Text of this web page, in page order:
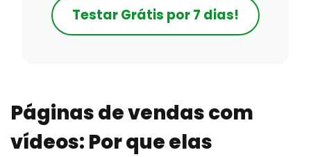
Testar Grátis por 7 dias!
Páginas de vendas com
vídeos: Por que elas